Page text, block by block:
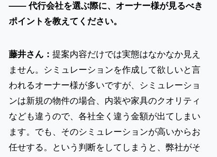
―― 代行会社を選ぶ際に、オーナー様が見るべき
ポイントを教えてください。
藤井さん： 提案内容だけでは実態はなかなか見え
ません。シミュレーションを作成して欲しいと言
われるオーナー様が多いですが、シミュレーショ
ンは新規の物件の場合、内装や家具のクオリティ
なども違うので、各社全く違う金額が出てしまい
ます。でも、そのシミュレーションが高いからお
任せする。という判断をしてしまうと、弊社がそ